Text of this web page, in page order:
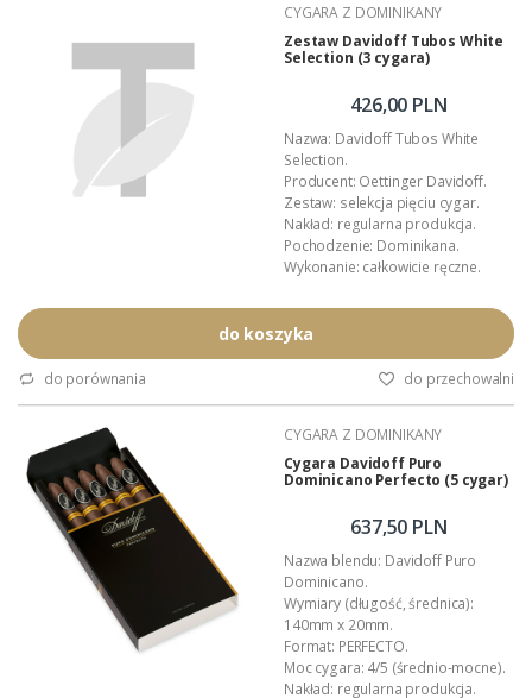
Opakowanie zbiorcze: pudełko
(5 sztuk).
Podana...
CYGARA Z DOMINIKANY
Zestaw Davidoff Tubos White
Selection (3 cygara)
426,00 PLN
Nazwa: Davidoff Tubos White
Selection.
Producent: Oettinger Davidoff.
Zestaw: selekcja pięciu cygar.
Nakład: regularna produkcja.
Pochodzenie: Dominikana.
Wykonanie: całkowicie ręczne.
Tobacco.
Podana wartość to: cena za jeden
do koszyka
do porównania do przechowalni
CYGARA Z DOMINIKANY
Cygara Davidoff Puro
Dominicano Perfecto (5 cygar)
637,50 PLN
Nazwa blendu: Davidoff Puro
Dominicano.
Wymiary (długość, średnica):
140mm x 20mm.
Format: PERFECTO.
Moc cygara: 4/5 (średnio-mocne).
Nakład: regularna produkcja.